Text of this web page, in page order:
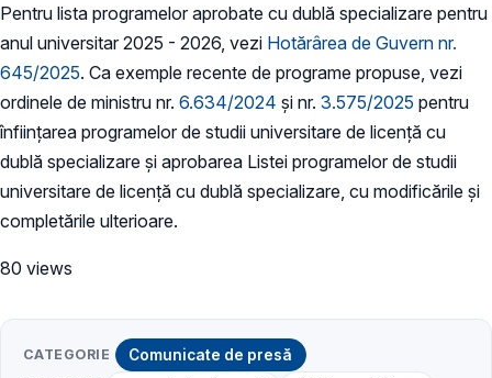
Pentru lista programelor aprobate cu dublă specializare pentru
anul universitar 2025 - 2026, vezi Hotărârea de Guvern nr.
645/2025. Ca exemple recente de programe propuse, vezi
ordinele de ministru nr. 6.634/2024 și nr. 3.575/2025 pentru
înfiinţarea programelor de studii universitare de licenţă cu
dublă specializare şi aprobarea Listei programelor de studii
universitare de licenţă cu dublă specializare, cu modificările și
completările ulterioare.
80 views
CATEGORIE Comunicate de presă